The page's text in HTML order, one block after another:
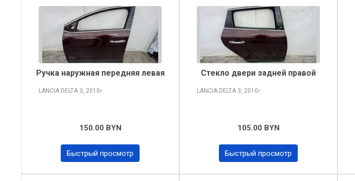
Ручка наружная передняя левая
LANCIA DELTA 3, 2010г.
150.00 BYN
Быстрый просмотр
Стекло двери задней правой
LANCIA DELTA 3, 2010г.
105.00 BYN
Быстрый просмотр